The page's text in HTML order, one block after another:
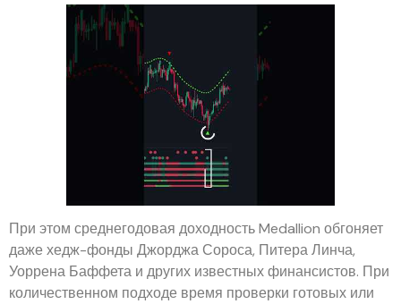
При этом среднегодовая доходность Medallion обгоняет
даже хедж-фонды Джорджа Сороса, Питера Линча,
Уоррена Баффета и других известных финансистов. При
количественном подходе время проверки готовых или